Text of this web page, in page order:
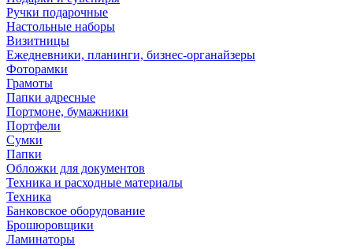
Ручки подарочные
Настольные наборы
Визитницы
Ежедневники, планинги, бизнес-органайзеры
Фоторамки
Грамоты
Папки адресные
Портмоне, бумажники
Портфели
Сумки
Папки
Обложки для документов
Техника и расходные материалы
Техника
Банковское оборудование
Брошюровщики
Ламинаторы